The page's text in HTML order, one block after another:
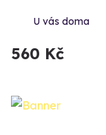
U vás doma
560 Kč